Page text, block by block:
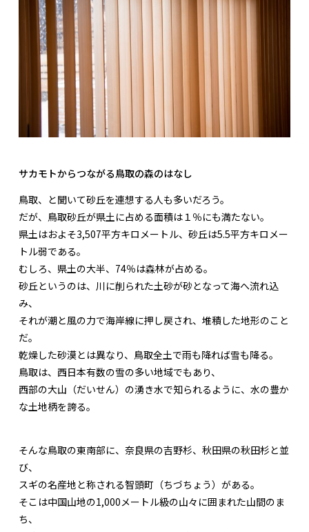
サカモトからつながる鳥取の森のはなし
鳥取、と聞いて砂丘を連想する人も多いだろう。
だが、鳥取砂丘が県土に占める面積は１％にも満たない。
県土はおよそ3,507平方キロメートル、砂丘は5.5平方キロメー
トル弱である。
むしろ、県土の大半、74％は森林が占める。
砂丘というのは、川に削られた土砂が砂となって海へ流れ込
み、
それが潮と風の力で海岸線に押し戻され、堆積した地形のこと
だ。
乾燥した砂漠とは異なり、鳥取全土で雨も降れば雪も降る。
鳥取は、西日本有数の雪の多い地域でもあり、
西部の大山（だいせん）の湧き水で知られるように、水の豊か
な土地柄を誇る。
そんな鳥取の東南部に、奈良県の吉野杉、秋田県の秋田杉と並
び、
スギの名産地と称される智頭町（ちづちょう）がある。
そこは中国山地の1,000メートル級の山々に囲まれた山間のま
ち、